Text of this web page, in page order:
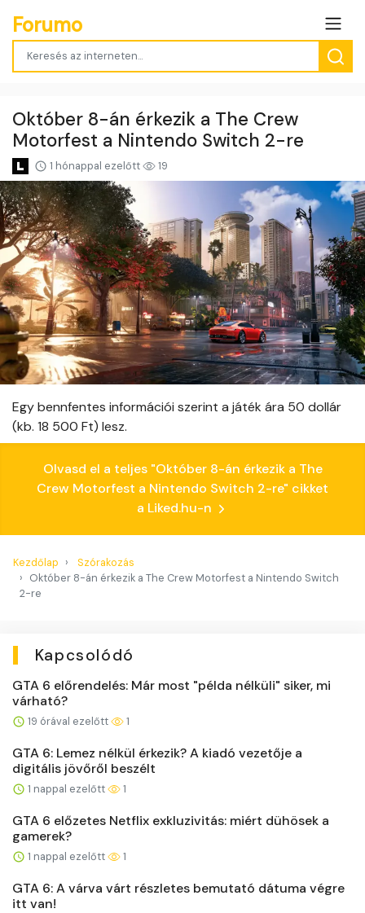
Forumo
Október 8-án érkezik a The Crew
Motorfest a Nintendo Switch 2-re
1 hónappal ezelőtt 19
Egy bennfentes információi szerint a játék ára 50 dollár
(kb. 18 500 Ft) lesz.
Olvasd el a teljes "Október 8-án érkezik a The
Crew Motorfest a Nintendo Switch 2-re" cikket
a Liked.hu-n
Kezdőlap
Szórakozás
Október 8-án érkezik a The Crew Motorfest a Nintendo Switch
2-re
Kapcsolódó
GTA 6 előrendelés: Már most "példa nélküli" siker, mi
várható?
19 órával ezelőtt 1
GTA 6: Lemez nélkül érkezik? A kiadó vezetője a
digitális jövőről beszélt
1 nappal ezelőtt 1
GTA 6 előzetes Netflix exkluzivitás: miért dühösek a
gamerek?
1 nappal ezelőtt 1
GTA 6: A várva várt részletes bemutató dátuma végre
itt van!